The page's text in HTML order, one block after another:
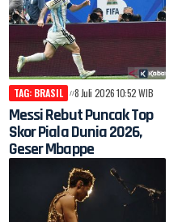
TAG: BRASIL 8 Juli 2026 10:52 WIB
Messi Rebut Puncak Top
Skor Piala Dunia 2026,
Geser Mbappe